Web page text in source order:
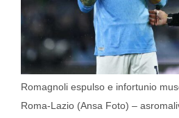
Romagnoli espulso e infortunio
Roma-Lazio (Ansa Foto) –